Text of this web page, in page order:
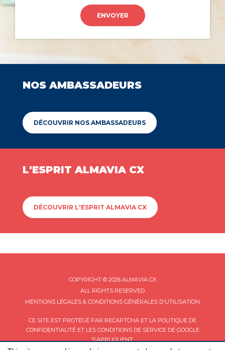
ENVOYER
NOS AMBASSADEURS
DÉCOUVRIR NOS AMBASSADEURS
L'ESPRIT ALMAVIA CX
DÉCOUVRIR L'ESPRIT ALMAVIA CX
COPYRIGHT © 2026 ALMAVIA CX
ALL RIGHTS RESERVED
MENTIONS LÉGALES & CONDITIONS GÉNÉRALES D'UTILISATION
CE SITE EST PROTÉGÉ PAR RECAPTCHA ET LA POLITIQUE DE
CONFIDENTIALITÉET LES CONDITIONS DE SERVICEDE GOOGLE
S'APPLIQUENT.